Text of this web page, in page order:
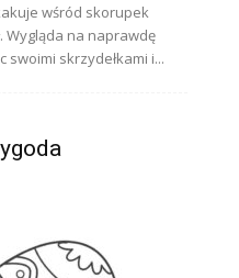
wśród skorupek
Wygląda na naprawdę
swoimi skrzydełkami i...